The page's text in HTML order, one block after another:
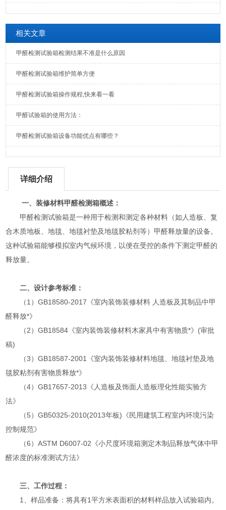
相关文章
甲醛检测试验箱检测结果不准是什么原因
甲醛检测试验箱维护简单方便
甲醛检测试验箱操作规程,快来看一看
甲醛试验箱的使用方法：
甲醛检测试验箱设备功能优点有哪些？
详细介绍
一、装修材料甲醛检测箱概述：
甲醛检测试验箱是一种用于检测和测定各种材料（如人造板、复
合木质地板、地毯、地毯衬垫及地毯胶粘剂等）甲醛释放量的设备。
这种试验箱能够模拟室内气候环境，以便在受控的条件下测定甲醛的
释放量。
二、设计参考标准：
（1）GB18580-2017《室内装饰装修材料 人造板及其制品中甲
醛释放*》
（2）GB18584《室内装饰装修材料木家具中有害物质*》(审批
稿)
（3）GB18587-2001《室内装饰装修材料地毯、地毯衬垫及地
毯胶粘剂有害物质释放*》
（4）GB17657-2013《人造板及饰面人造板理化性能实验方
法》
（5）GB50325-2010(2013年板)《民用建筑工程室内环境污染
控制规范》
（6）ASTM D6007-02《小尺度环境箱测定木制品释放气体中甲
醛浓度的标准测试方法》
三、工作过程：
1、样品准备：将具有1平方米表面积的材料样品放入试验箱内。